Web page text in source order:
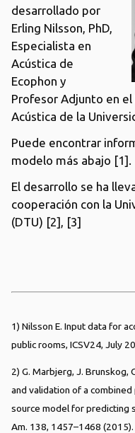
desarrollado por
Erling Nilsson, PhD,
Especialista en
Acústica de
Ecophon y
Profesor Adjunto en
Acústica de la
Puede encontrar
modelo más abajo [1].
El desarrollo se ha
cooperación con la
(DTU) [2], [3]
1) Nilsson E. Input data for
public rooms, ICSV24, July
2) G. Marbjerg, J. Brunskog,
and validation of a
source model for predicting
Am. 138, 1457–1468 (2015).